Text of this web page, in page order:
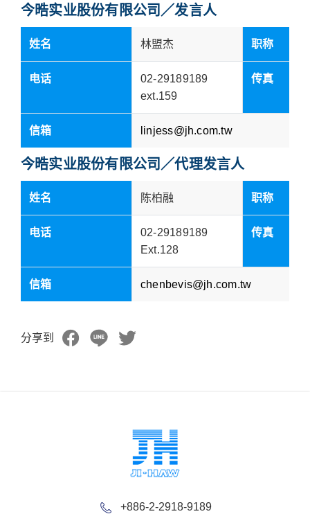
今晧实业股份有限公司／发言人
姓名 林盟杰 职称
电话
02-29189189
ext.159
传真
信箱 linjess@jh.com.tw
今晧实业股份有限公司／代理发言人
姓名 陈柏融 职称
电话
02-29189189
Ext.128
传真
信箱 chenbevis@jh.com.tw
分享到
+886-2-2918-9189